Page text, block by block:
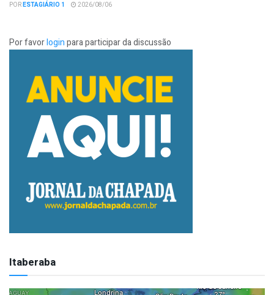
PORESTAGIÁRIO 1 2026/08/06
Por favorloginpara participar da discussão
Itaberaba